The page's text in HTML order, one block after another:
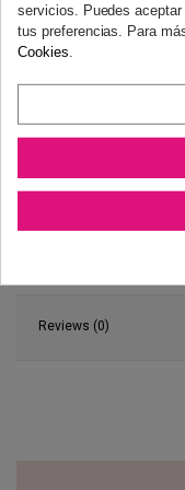
Reviews (0)
servicios. Puedes
tus preferencias. Para
Cookies